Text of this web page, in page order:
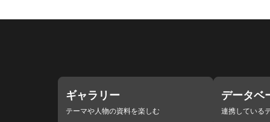
ギャラリー
テーマや人物の資料を楽しむ
データベ
連携している